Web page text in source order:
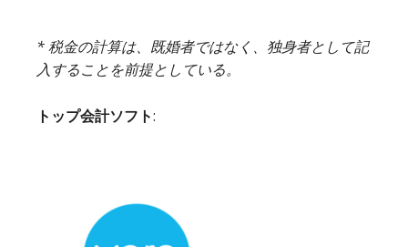
* 税金の計算は、既婚者ではなく、独身者として記
入することを前提としている。
トップ会計ソフト: